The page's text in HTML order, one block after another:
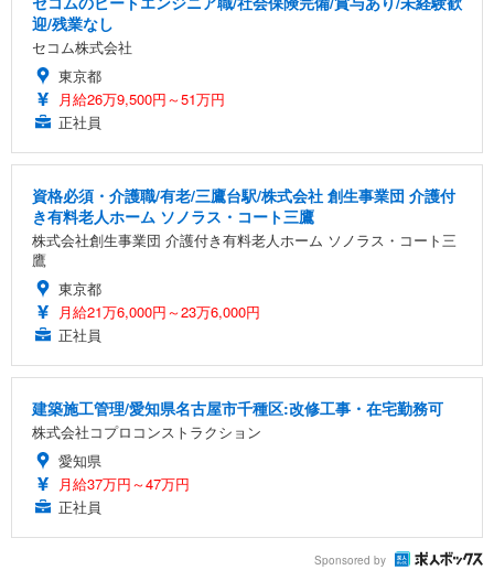
迎/残業なし
セコム株式会社
東京都
月給26万9,500円～51万円
正社員
資格必須・介護職/有老/三鷹台駅/株式会社 創生事業団 介護付
き有料老人ホーム ソノラス・コート三鷹
株式会社創生事業団 介護付き有料老人ホーム ソノラス・コート三
鷹
東京都
月給21万6,000円～23万6,000円
正社員
建築施工管理/愛知県名古屋市千種区:改修工事・在宅勤務可
株式会社コプロコンストラクション
愛知県
月給37万円～47万円
正社員
Sponsored by